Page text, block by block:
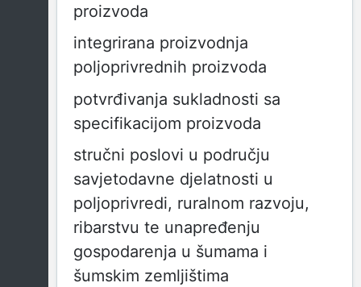
proizvoda
integrirana proizvodnja
poljoprivrednih proizvoda
potvrđivanja sukladnosti sa
specifikacijom proizvoda
stručni poslovi u području
savjetodavne djelatnosti u
poljoprivredi, ruralnom razvoju,
ribarstvu te unapređenju
gospodarenja u šumama i
šumskim zemljištima